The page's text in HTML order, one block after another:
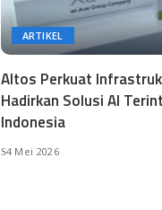
ARTIKEL
Altos Perkuat
Hadirkan Solusi AI
Indonesia
4 Mei 2026